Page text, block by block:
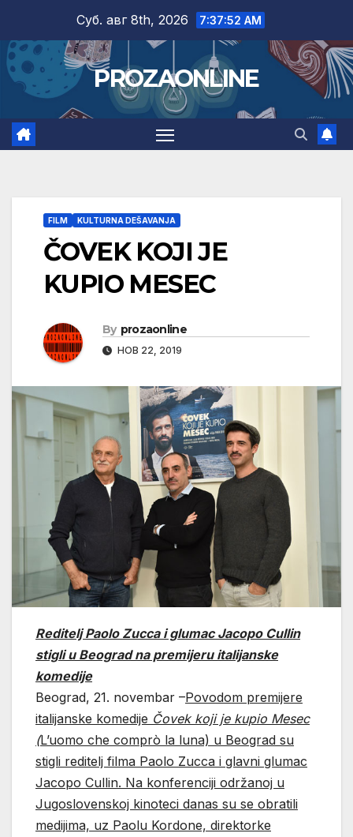
content
Суб. авг 8th, 2026 7:37:53 AM
PROZAONLINE
FILM KULTURNA DEŠAVANJA
ČOVEK KOJI JE
KUPIO MESEC
By prozaonline
НОВ 22, 2019
Reditelj Paolo Zucca i glumac Jacopo Cullin
stigli u Beograd na premijeru italijanske
komedije
Beograd, 21. novembar –Povodom premijere
italijanske komedije Čovek koji je kupio Mesec
(L’uomo che comprò la luna) u Beograd su
stigli reditelj filma Paolo Zucca i glavni glumac
Jacopo Cullin. Na konferenciji održanoj u
Jugoslovenskoj kinoteci danas su se obratili
medijima, uz Paolu Kordone, direktorke